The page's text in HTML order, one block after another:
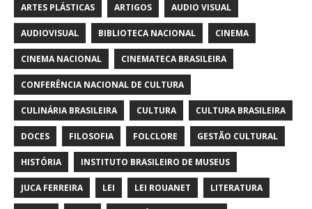
ARTES PLÁSTICAS ARTIGOS AUDIO VISUAL
AUDIOVISUAL BIBLIOTECA NACIONAL CINEMA
CINEMA NACIONAL CINEMATECA BRASILEIRA
CONFERÊNCIA NACIONAL DE CULTURA
CULINÁRIA BRASILEIRA CULTURA CULTURA BRASILEIRA
DOCES FILOSOFIA FOLCLORE GESTÃO CULTURAL
HISTÓRIA INSTITUTO BRASILEIRO DE MUSEUS
JUCA FERREIRA LEI LEI ROUANET LITERATURA